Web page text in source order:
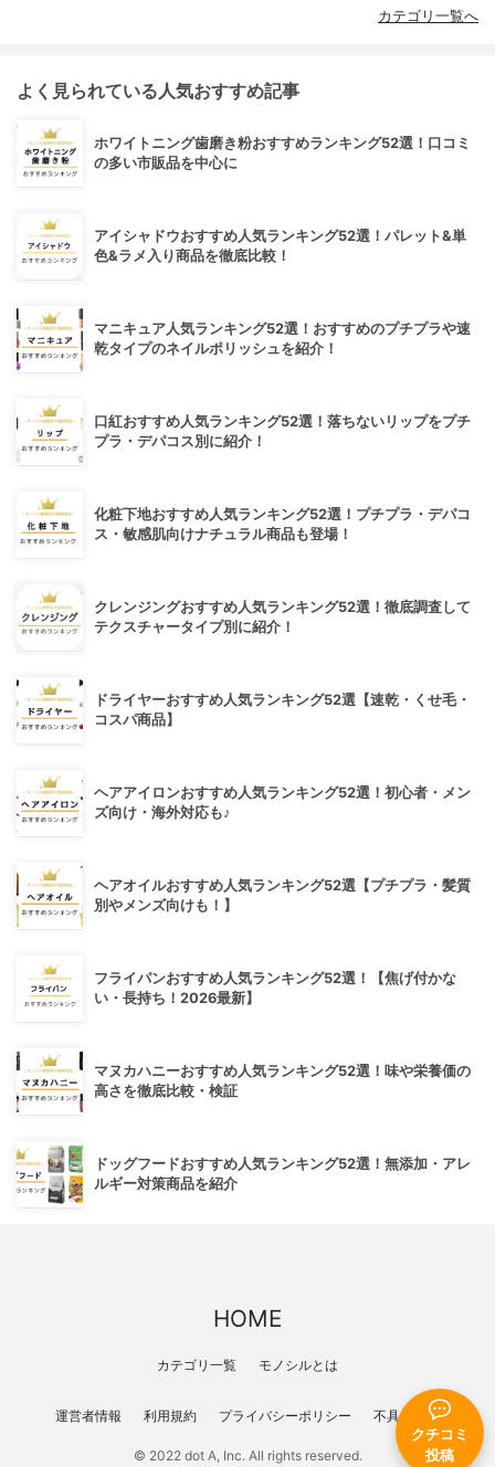
クチコミ
投稿
カテゴリ一覧へ
よく見られている人気おすすめ記事
ホワイトニング歯磨き粉おすすめランキング52選！口コミ
の多い市販品を中心に
アイシャドウおすすめ人気ランキング52選！パレット&単
色&ラメ入り商品を徹底比較！
マニキュア人気ランキング52選！おすすめのプチプラや速
乾タイプのネイルポリッシュを紹介！
口紅おすすめ人気ランキング52選！落ちないリップをプチ
プラ・デパコス別に紹介！
化粧下地おすすめ人気ランキング52選！プチプラ・デパコ
ス・敏感肌向けナチュラル商品も登場！
クレンジングおすすめ人気ランキング52選！徹底調査して
テクスチャータイプ別に紹介！
ドライヤーおすすめ人気ランキング52選【速乾・くせ毛・
コスパ商品】
ヘアアイロンおすすめ人気ランキング52選！初心者・メン
ズ向け・海外対応も♪
ヘアオイルおすすめ人気ランキング52選【プチプラ・髪質
別やメンズ向けも！】
フライパンおすすめ人気ランキング52選！【焦げ付かな
い・長持ち！2026最新】
マヌカハニーおすすめ人気ランキング52選！味や栄養価の
高さを徹底比較・検証
ドッグフードおすすめ人気ランキング52選！無添加・アレ
ルギー対策商品を紹介
HOME
カテゴリ一覧 モノシルとは
運営者情報 利用規約 プライバシーポリシー 不具合報告
© 2022 dot A, Inc. All rights reserved.